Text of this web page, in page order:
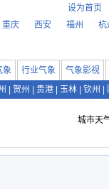
设为首页
重庆 西安 福州 杭
象 行业气象 气象影视
贺州 贵港 玉林 钦州
城市天